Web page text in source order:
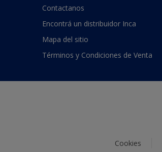
Contactanos
Encontrá un distribuidor Inca
Mapa del sitio
Términos y Condiciones de Venta
Cookies